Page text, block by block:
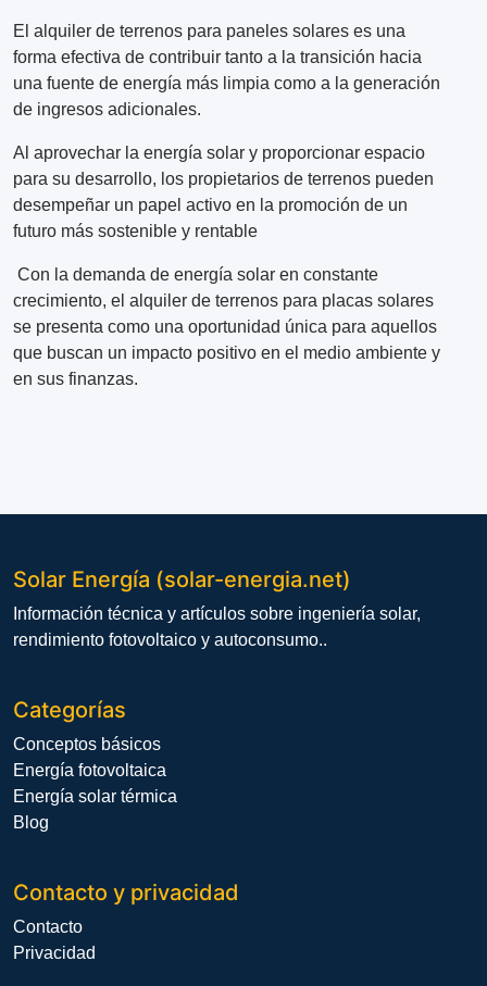
El alquiler de terrenos para paneles solares es una
forma efectiva de contribuir tanto a la transición hacia
una fuente de energía más limpia como a la generación
de ingresos adicionales.
Al aprovechar la energía solar y proporcionar espacio
para su desarrollo, los propietarios de terrenos pueden
desempeñar un papel activo en la promoción de un
futuro más sostenible y rentable
Con la demanda de energía solar en constante
crecimiento, el alquiler de terrenos para placas solares
se presenta como una oportunidad única para aquellos
que buscan un impacto positivo en el medio ambiente y
en sus finanzas.
Solar Energía (solar-energia.net)
Información técnica y artículos sobre ingeniería solar,
rendimiento fotovoltaico y autoconsumo..
Categorías
Conceptos básicos
Energía fotovoltaica
Energía solar térmica
Blog
Contacto y privacidad
Contacto
Privacidad